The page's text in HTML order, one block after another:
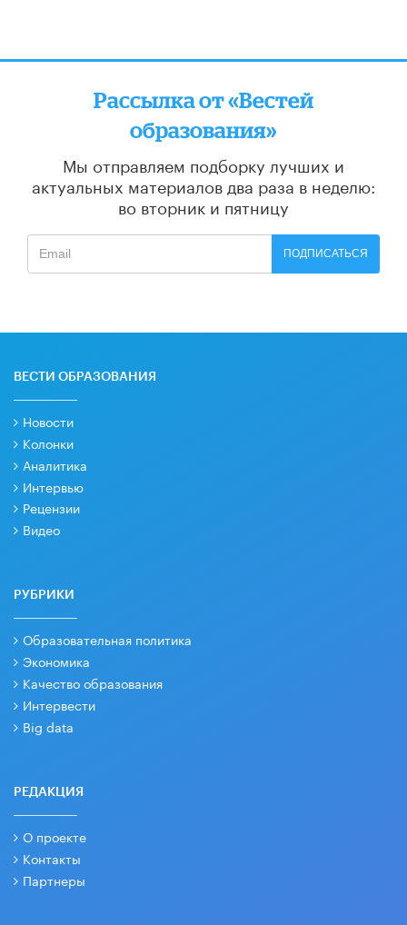
Рассылка от «Вестей
образования»
Мы отправляем подборку лучших и
актуальных материалов два раза в неделю:
во вторник и пятницу
ПОДПИСАТЬСЯ
ВЕСТИ ОБРАЗОВАНИЯ
Новости
Колонки
Аналитика
Интервью
Рецензии
Видео
РУБРИКИ
Образовательная политика
Экономика
Качество образования
Интервести
Big data
РЕДАКЦИЯ
О проекте
Контакты
Партнеры